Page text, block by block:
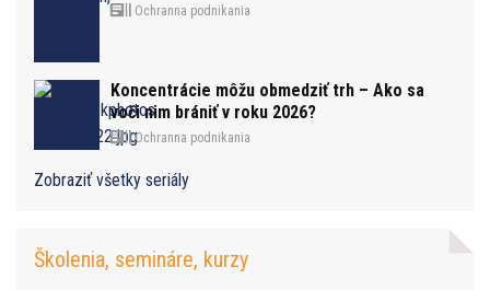
Ochranna podnikania
Koncentrácie môžu obmedziť trh – Ako sa
voči nim brániť v roku 2026?
Ochranna podnikania
Zobraziť všetky seriály
Školenia, semináre, kurzy